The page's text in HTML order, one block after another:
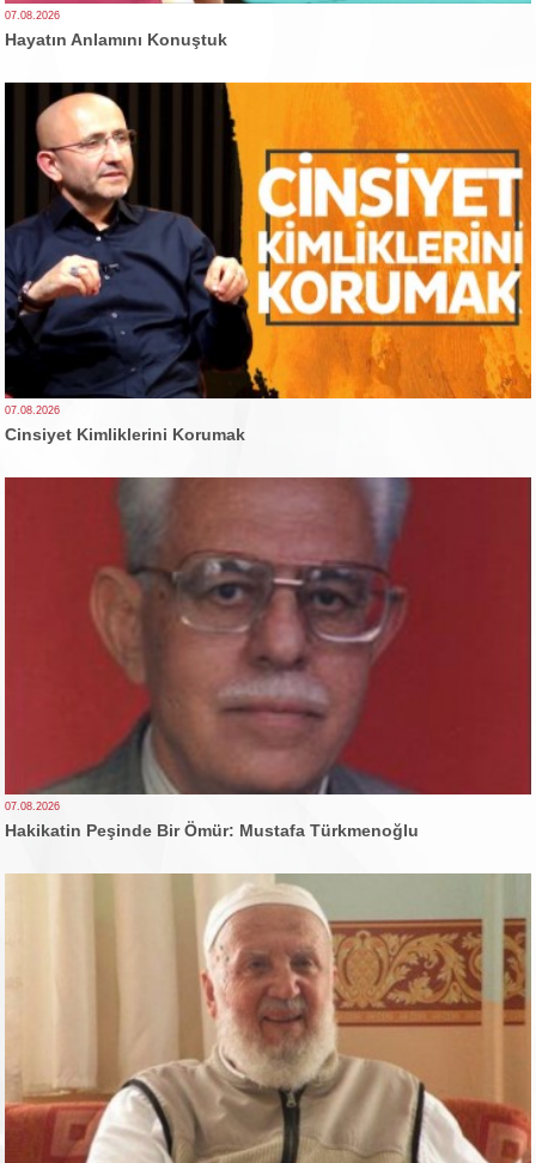
07.08.2026
Hayatın Anlamını Konuştuk
07.08.2026
Cinsiyet Kimliklerini Korumak
07.08.2026
Hakikatin Peşinde Bir Ömür: Mustafa Türkmenoğlu